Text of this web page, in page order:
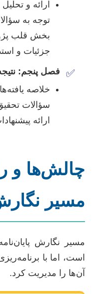
ارائه و
توجه به
بخش قلب
جزئیات و
✅
فصل پنجم:
خلاصه
سؤالات
ارائه
چالش‌ها و
مسیر
مسیر نگارش
است، اما با
آن‌ها را مدیریت کرد.